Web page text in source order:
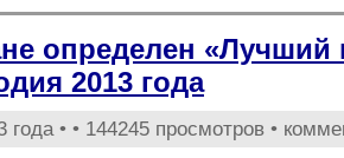
определен «Лучший
2013 года
года • • 144245 просмотров •